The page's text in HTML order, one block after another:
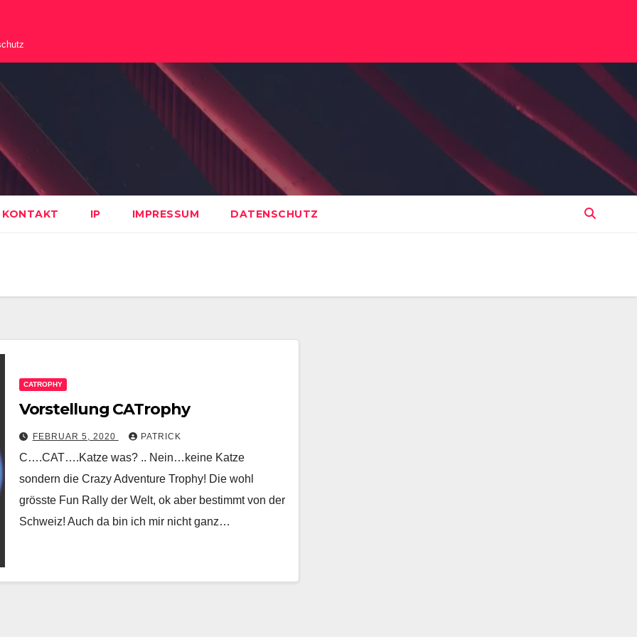
KONTAKT IP IMPRESSUM DATENSCHUTZ
CATROPHY
Vorstellung CATrophy
FEBRUAR 5, 2020 PATRICK
C….CAT….Katze was? .. Nein…keine Katze
sondern die Crazy Adventure Trophy! Die wohl
grösste Fun Rally der Welt, ok aber bestimmt von der
Schweiz! Auch da bin ich mir nicht ganz…